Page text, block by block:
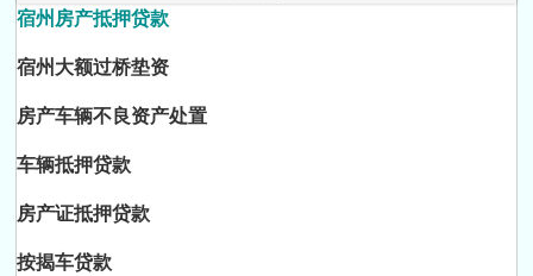
宿州房产抵押贷款
宿州大额过桥垫资
房产车辆不良资产处置
车辆抵押贷款
房产证抵押贷款
按揭车贷款